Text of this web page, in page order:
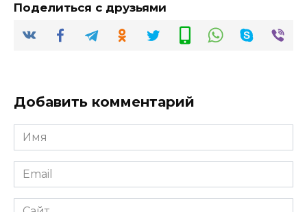
Поделиться с друзьями
Добавить комментарий
Имя
*
Email
*
Сайт